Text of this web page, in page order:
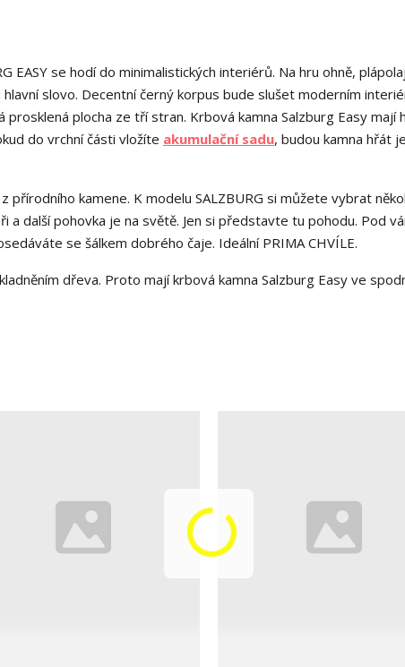
EASY se hodí do minimalistických interiérů. Na hru ohně,
slovo. Decentní černý korpus bude slušet moderním
plocha ze tří stran. Krbová kamna Salzburg Easy mají
do vrchní části vložíte akumulační sadu, budou kamna hřát
přírodního kamene. K modelu SALZBURG si můžete vybrat
a další pohovka je na světě. Jen si představte tu pohodu. Pod
se šálkem dobrého čaje. Ideální PRIMA CHVÍLE.
dřeva. Proto mají krbová kamna Salzburg Easy ve